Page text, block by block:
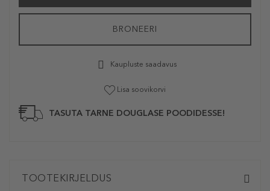
BRONEERI
Kaupluste saadavus
Lisa soovikorvi
TASUTA TARNE DOUGLASE POODIDESSE!
TOOTEKIRJELDUS